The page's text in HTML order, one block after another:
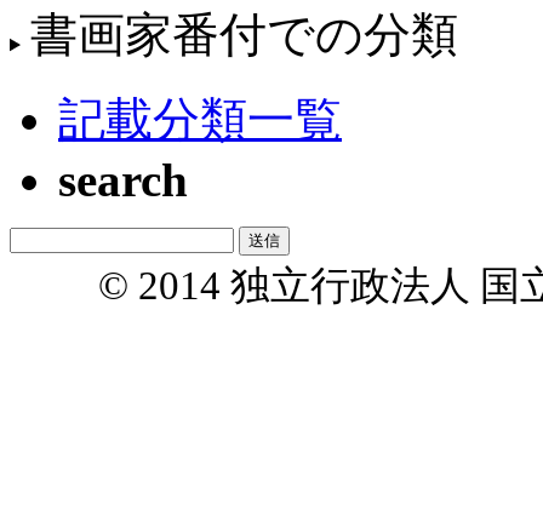
書画家番付での分類
記載分類一覧
search
© 2014 独立行政法人 国